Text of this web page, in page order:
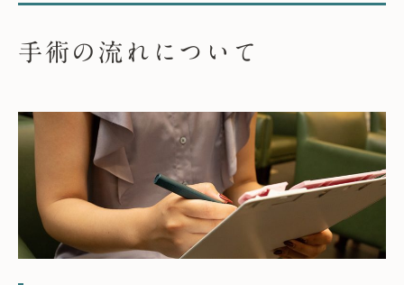
手術の流れについて